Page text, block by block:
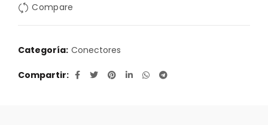
Compare
Categoría: Conectores
Compartir